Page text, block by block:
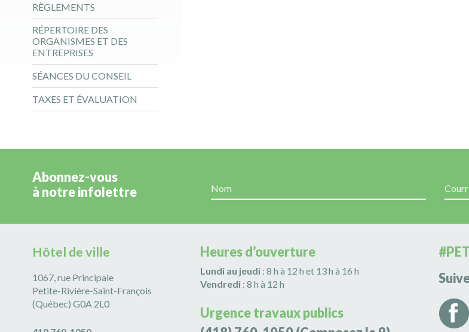
RÈGLEMENTS
RÉPERTOIRE DES
ORGANISMES ET DES
ENTREPRISES
SÉANCES DU CONSEIL
TAXES ET ÉVALUATION
Abonnez-vous
à notre infolettre
Hôtel de ville
1067, rue Principale
Petite-Rivière-Saint-François
(Québec) G0A 2L0
Heures d’ouverture
Lundi au jeudi: 8 h à 12 h et 13 h à 16 h
Vendredi : 8 h à 12 h
Urgence travaux publics